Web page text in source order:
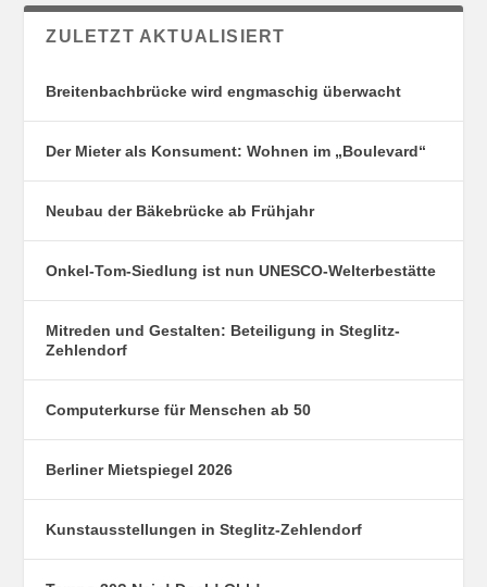
ZULETZT AKTUALISIERT
Breitenbachbrücke wird engmaschig überwacht
Der Mieter als Konsument: Wohnen im „Boulevard“
Neubau der Bäkebrücke ab Frühjahr
Onkel-Tom-Siedlung ist nun UNESCO-Welterbestätte
Mitreden und Gestalten: Beteiligung in Steglitz-
Zehlendorf
Computerkurse für Menschen ab 50
Berliner Mietspiegel 2026
Kunstausstellungen in Steglitz-Zehlendorf